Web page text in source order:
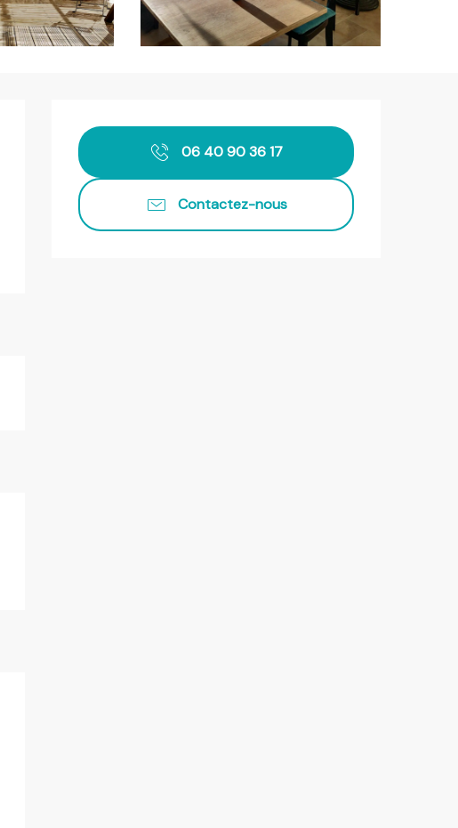
Ouverture et coordonnées
06 40 90 36 17
Contactez-nous